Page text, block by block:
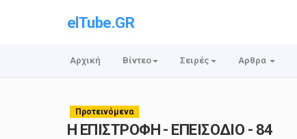
elTube.GR
Αρχική Βίντεο Σειρές Αρθρα
Προτεινόμενα
Η ΕΠΙΣΤΡΟΦΗ - ΕΠΕΙΣΟΔΙΟ - 84